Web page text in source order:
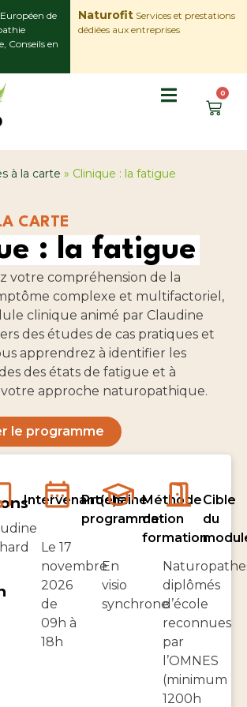
de
Conseils en
Naturofit Services et prestations
dédiées aux entreprises
0
à la carte » Clinique : la fatigue
CARTE
: la fatigue
votre compréhension de la
complexe et multifactoriel,
clinique animé par Claudine
des études de cas pratiques et
apprendrez à identifier les
des états de fatigue et à
approche naturopathique.
Intervenant(e)s
Prochaine
programmation
Le 17
novembre
2026
de
09h à
18h
Méthode
de
formation
En
visio
synchrone
Cible
du
diplômés
d’école
reconnues
par
l’OMNES
(minimum
1200h
le programme